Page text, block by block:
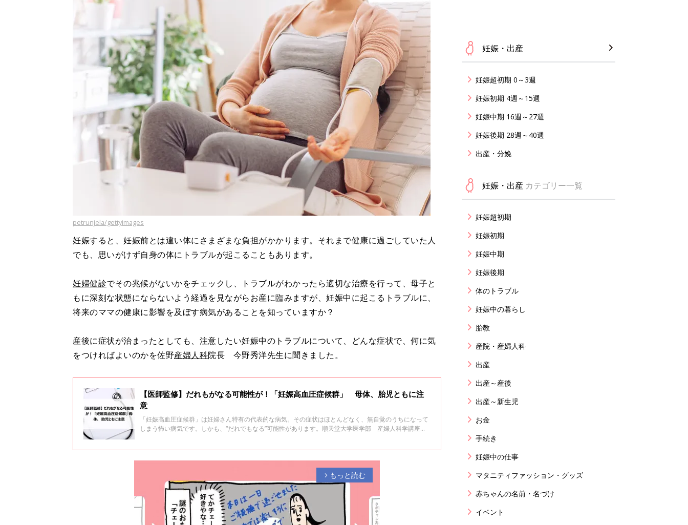
petrunjela/gettyimages
妊娠すると、妊娠前とは違い体にさまざまな負担がかかります。それまで健康に過ごしていた人
でも、思いがけず自身の体にトラブルが起こることもあります。
妊婦健診でその兆候がないかをチェックし、トラブルがわかったら適切な治療を行って、母子と
もに深刻な状態にならないよう経過を見ながらお産に臨みますが、妊娠中に起こるトラブルに、
将来のママの健康に影響を及ぼす病気があることを知っていますか？
産後に症状が治まったとしても、注意したい妊娠中のトラブルについて、どんな症状で、何に気
をつければよいのかを佐野産婦人科院長 今野秀洋先生に聞きました。
【医師監修】だれもがなる可能性が！「妊娠高血圧症候群」 母体、胎児ともに注
意
「妊娠高血圧症候群」は妊婦さん特有の代表的な病気。その症状はほとんどなく、無自覚のうちになって
しまう怖い病気です。しかも、“だれでもなる”可能性があります。順天堂大学医学部 産婦人科学講座
arrow_forward_ios もっと読む
妊娠・出産
妊娠超初期 0～3週
妊娠初期 4週～15週
妊娠中期 16週～27週
妊娠後期 28週～40週
出産・分娩
妊娠・出産 カテゴリー一覧
妊娠超初期
妊娠初期
妊娠中期
妊娠後期
体のトラブル
妊娠中の暮らし
胎教
産院・産婦人科
出産
出産～産後
出産～新生児
お金
手続き
妊娠中の仕事
マタニティファッション・グッズ
赤ちゃんの名前・名づけ
イベント